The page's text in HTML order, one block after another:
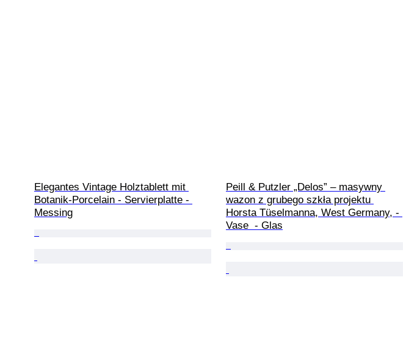
Elegantes Vintage Holztablett mit
Botanik-Porcelain - Servierplatte -
Messing
Peill & Putzler „Delos” – masywny
wazon z grubego szkła projektu
Horsta Tüselmanna, West Germany, -
Vase  - Glas